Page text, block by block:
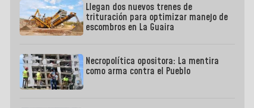
Llegan dos nuevos trenes de
trituración para optimizar manejo de
escombros en La Guaira
Necropolítica opositora: La mentira
como arma contra el Pueblo